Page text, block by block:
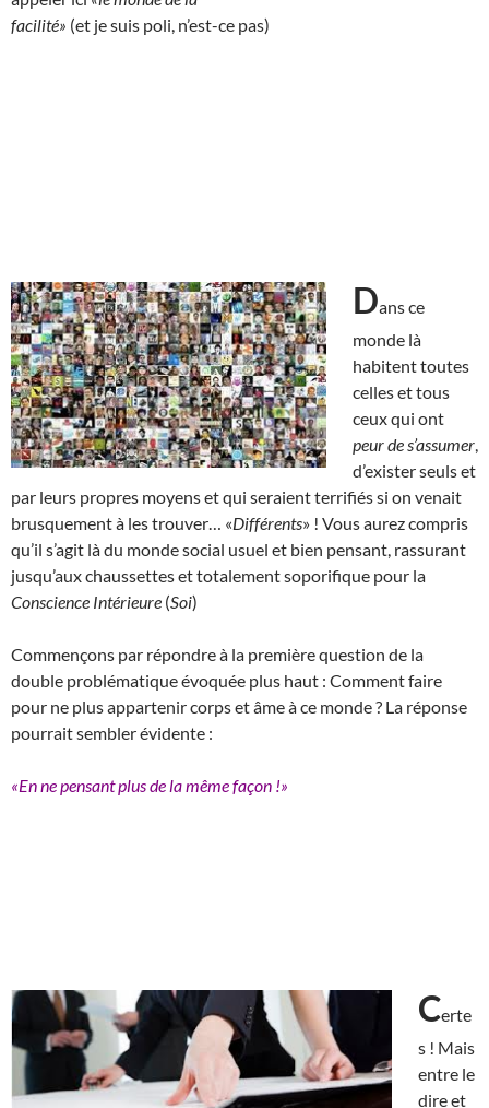
facilité» (et je suis poli, n’est-ce pas)
Dans ce
monde là
habitent toutes
celles et tous
ceux qui ont
peur de s’assumer
d’exister seuls et
par leurs propres moyens et qui seraient terrifiés si on venait
brusquement à les trouver… «Différents» ! Vous aurez compris
qu’il s’agit là du monde social usuel et bien pensant, rassurant
jusqu’aux chaussettes et totalement soporifique pour la
Conscience Intérieure (Soi)
Commençons par répondre à la première question de la
double problématique évoquée plus haut : Comment faire
pour ne plus appartenir corps et âme à ce monde ? La réponse
pourrait sembler évidente :
«En ne pensant plus de la même façon !»
Certe
s ! Mais
entre le
dire et